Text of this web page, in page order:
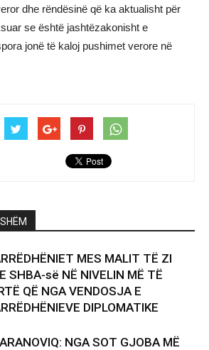
dhe rëndësinë që ka aktualisht për
se është jashtëzakonisht e
jonë të kaloj pushimet verore në
MES MALIT TË ZI
SHBA-së NË NIVELIN MË TË
QË NGA VENDOSJA E
DIPLOMATIKE
NGA SOT GJOBA MË